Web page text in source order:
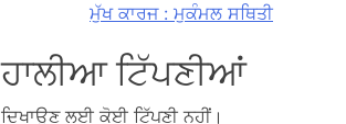
ਮੁੱਖ ਕਾਰਜ : ਮੁਕੰਮਲ ਸਥਿਤੀ
ਹਾਲੀਆ ਟਿੱਪਣੀਆਂ
ਦਿਖਾਉਣ ਲਈ ਕੋਈ ਟਿੱਪਣੀ ਨਹੀਂ।